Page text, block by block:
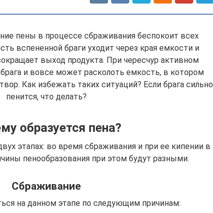
пены в процессе сбраживания беспокоит всех
вспененной браги уходит через края емкости и
выход продукта. При чересчур активном
и вовсе может расколоть емкость, в котором
Как избежать таких ситуаций? Если брага сильно
пенится, что делать?
образуется пена?
этапах: во время сбраживания и при ее кипении в
пенообразования при этом будут разными.
Сбраживание
на данном этапе по следующим причинам: